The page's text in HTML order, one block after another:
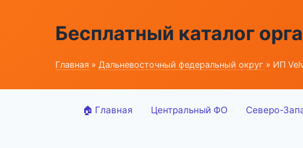
Бесплатный каталог
Главная » Дальневосточный федеральный округ » ИП
🏠 Главная Центральный ФО Северо-